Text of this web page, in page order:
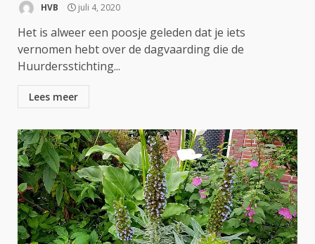
HVB juli 4, 2020
Het is alweer een poosje geleden dat je iets
vernomen hebt over de dagvaarding die de
Huurdersstichting...
Lees meer